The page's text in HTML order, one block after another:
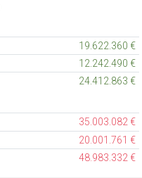
19.622.360 €
12.242.490 €
24.412.863 €
35.003.082 €
20.001.761 €
48.983.332 €